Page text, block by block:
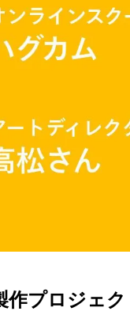
プロジェ